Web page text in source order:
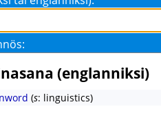
(englanniksi)
(s: linguistics)